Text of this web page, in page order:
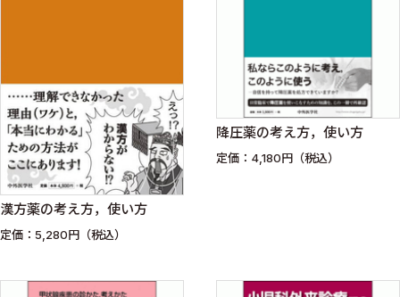
漢方薬の考え方，使い方
定価：5,280円（税込）
降圧薬の考え方，使い方
定価：4,180円（税込）